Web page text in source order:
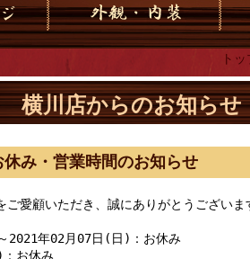
ト
横川店からのお知らせ
み・営業時間のお知らせ
ご愛顧いただき、誠にありがとうございま
2021年02月07日(日)：お休み
お休み